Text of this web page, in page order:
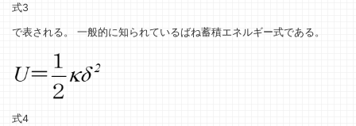
式3
で表される。 一般的に知られているばね蓄積エネルギー式である。
式4